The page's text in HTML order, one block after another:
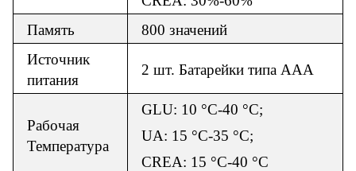
Память
800 значений
Источник
питания
2 шт. Батарейки типа AAA
Рабочая
Температура
GLU: 10 °C-40 °C;
UA: 15 °C-35 °C;
CREA: 15 °C-40 °C